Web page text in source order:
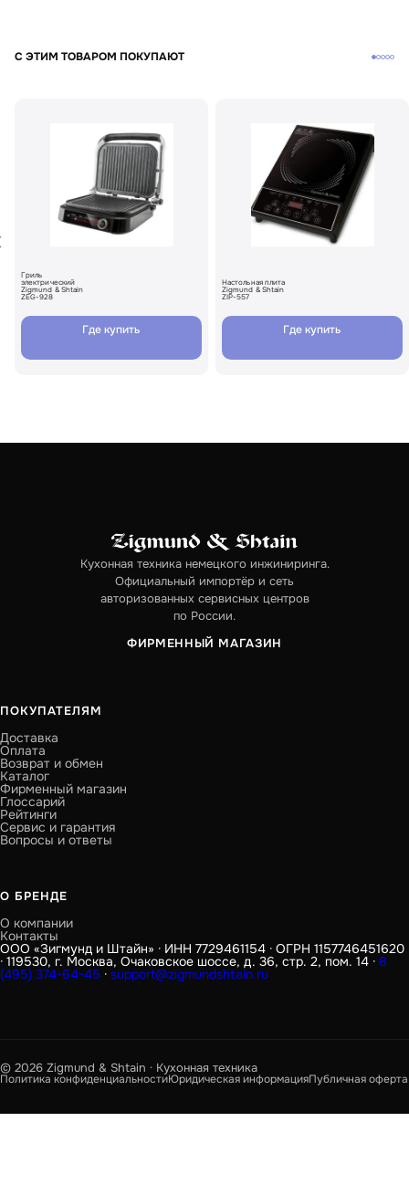
С ЭТИМ ТОВАРОМ ПОКУПАЮТ
Гриль
электрический
Zigmund & Shtain
ZEG-928
Где купить
Настольная плита
Zigmund & Shtain
ZIP-557
Где купить
Кухонная техника немецкого инжиниринга.
Официальный импортёр и сеть
авторизованных сервисных центров
по России.
ФИРМЕННЫЙ МАГАЗИН
ПОКУПАТЕЛЯМ
Доставка
Оплата
Возврат и обмен
Каталог
Фирменный магазин
Глоссарий
Рейтинги
Сервис и гарантия
Вопросы и ответы
О БРЕНДЕ
О компании
Контакты
ООО «Зигмунд и Штайн» · ИНН 7729461154 · ОГРН 1157746451620
· 119530, г. Москва, Очаковское шоссе, д. 36, стр. 2, пом. 14 · 8
(495) 374-64-45 · support@zigmundshtain.ru
© 2026 Zigmund & Shtain · Кухонная техника
Политика конфиденциальностиЮридическая информацияПубличная оферта